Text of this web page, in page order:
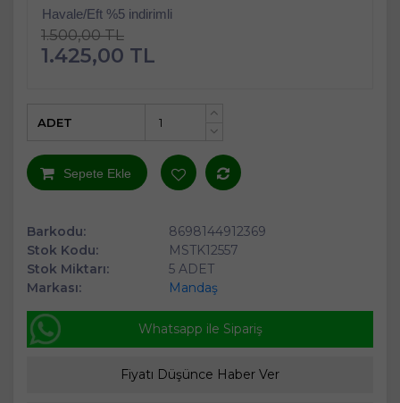
Havale/Eft %5 indirimli
1.500,00 TL
1.425,00 TL
+
ADET
Sepete Ekle
Barkodu:
8698144912369
Stok Kodu:
MSTK12557
Stok Miktarı:
5 ADET
Markası:
Mandaş
Whatsapp ile Sipariş
Fiyatı Düşünce Haber Ver